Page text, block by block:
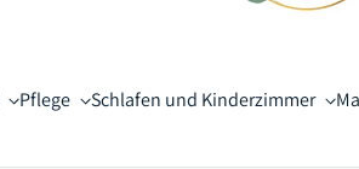
Pflege Schlafen und Kinderzimmer